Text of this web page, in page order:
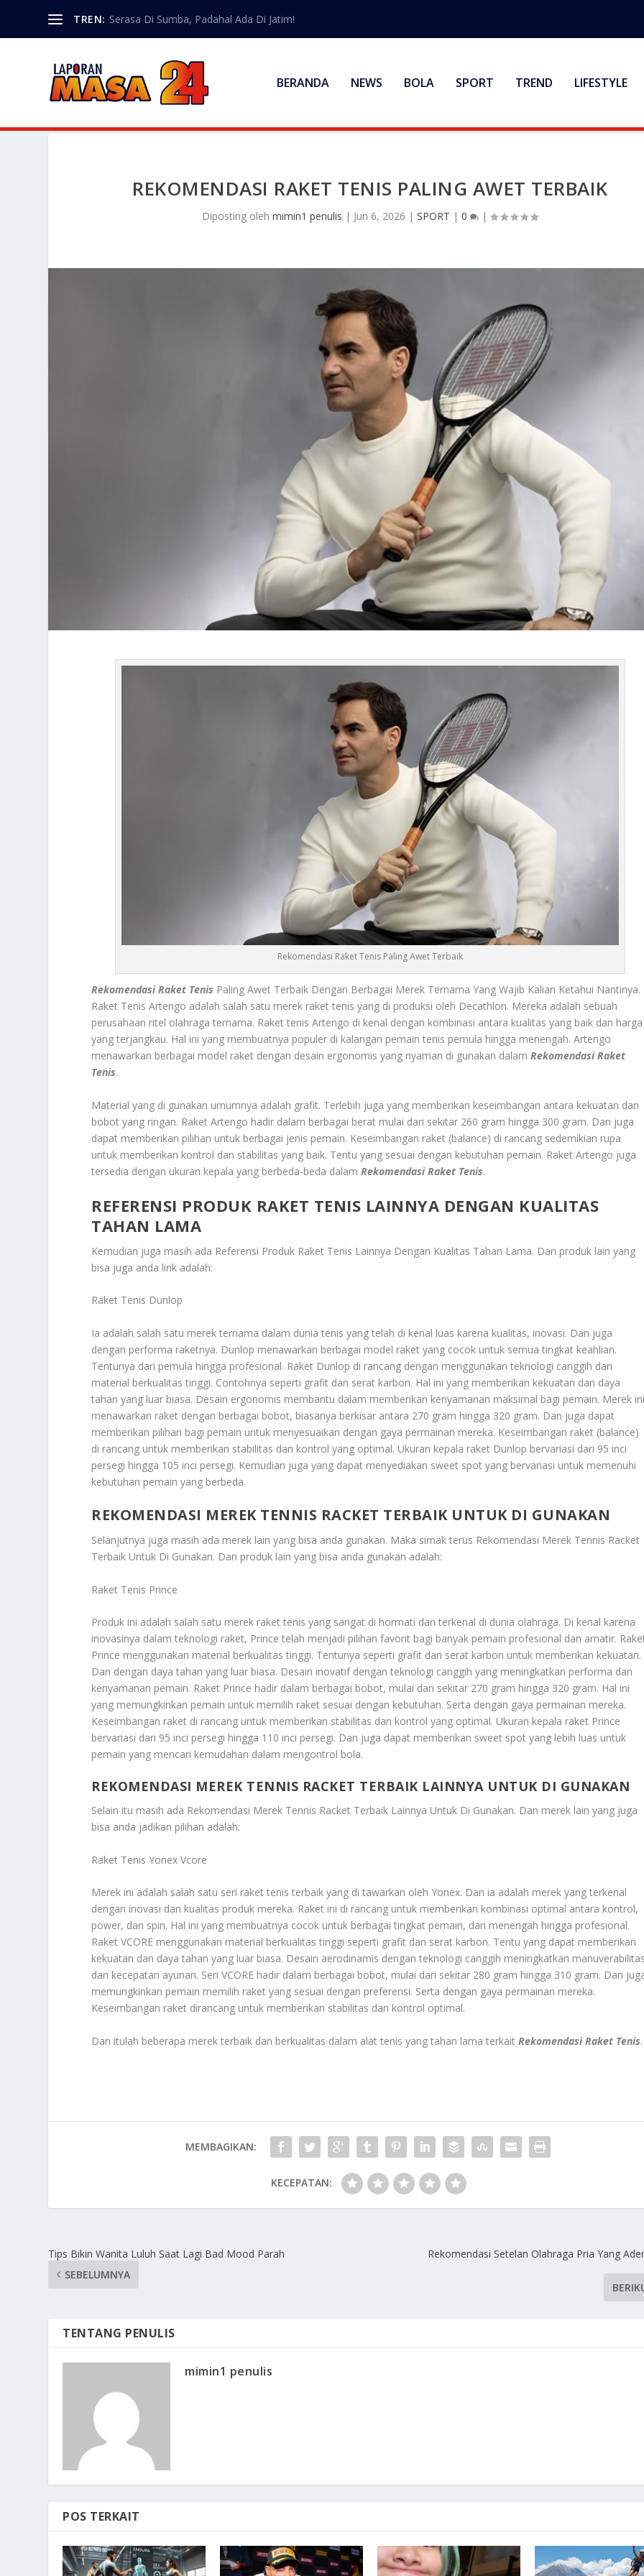
TREN: Serasa Di Sumba, Padahal Ada Di Jatim!
BERANDA NEWS BOLA SPORT TREND LIFESTYLE
REKOMENDASI RAKET TENIS PALING AWET TERBAIK
Diposting olehmimin1 penulis | Jun 6, 2026 |SPORT |0 |
Rekomendasi Raket Tenis Paling Awet Terbaik
Rekomendasi Raket Tenis Paling Awet Terbaik Dengan Berbagai Merek Ternama Yang Wajib Kalian Ketahui Nantinya.
Raket Tenis Artengo adalah salah satu merek raket tenis yang di produksi oleh Decathlon. Mereka adalah sebuah
perusahaan ritel olahraga ternama. Raket tenis Artengo di kenal dengan kombinasi antara kualitas yang baik dan harga
yang terjangkau. Hal ini yang membuatnya populer di kalangan pemain tenis pemula hingga menengah. Artengo
menawarkan berbagai model raket dengan desain ergonomis yang nyaman di gunakan dalamRekomendasi Raket
Tenis.
Material yang di gunakan umumnya adalah grafit. Terlebih juga yang memberikan keseimbangan antara kekuatan dan
bobot yang ringan. Raket Artengo hadir dalam berbagai berat mulai dari sekitar 260 gram hingga 300 gram. Dan juga
dapat memberikan pilihan untuk berbagai jenis pemain. Keseimbangan raket (balance) di rancang sedemikian rupa
untuk memberikan kontrol dan stabilitas yang baik. Tentu yang sesuai dengan kebutuhan pemain. Raket Artengo juga
tersedia dengan ukuran kepala yang berbeda-beda dalamRekomendasi Raket Tenis.
REFERENSI PRODUK RAKET TENIS LAINNYA DENGAN KUALITAS
TAHAN LAMA
Kemudian juga masih ada Referensi Produk Raket Tenis Lainnya Dengan Kualitas Tahan Lama. Dan produk lain yang
bisa juga anda lirik adalah:
Raket Tenis Dunlop
Ia adalah salah satu merek ternama dalam dunia tenis yang telah di kenal luas karena kualitas, inovasi. Dan juga
dengan performa raketnya. Dunlop menawarkan berbagai model raket yang cocok untuk semua tingkat keahlian.
Tentunya dari pemula hingga profesional. Raket Dunlop di rancang dengan menggunakan teknologi canggih dan
material berkualitas tinggi. Contohnya seperti grafit dan serat karbon. Hal ini yang memberikan kekuatan dan daya
tahan yang luar biasa. Desain ergonomis membantu dalam memberikan kenyamanan maksimal bagi pemain. Merek
menawarkan raket dengan berbagai bobot, biasanya berkisar antara 270 gram hingga 320 gram. Dan juga dapat
memberikan pilihan bagi pemain untuk menyesuaikan dengan gaya permainan mereka. Keseimbangan raket (balance)
di rancang untuk memberikan stabilitas dan kontrol yang optimal. Ukuran kepala raket Dunlop bervariasi dari 95 inci
persegi hingga 105 inci persegi. Kemudian juga yang dapat menyediakan sweet spot yang bervariasi untuk memenuhi
kebutuhan pemain yang berbeda.
REKOMENDASI MEREK TENNIS RACKET TERBAIK UNTUK DI GUNAKAN
Selanjutnya juga masih ada merek lain yang bisa anda gunakan. Maka simak terus Rekomendasi Merek Tennis Racket
Terbaik Untuk Di Gunakan. Dan produk lain yang bisa anda gunakan adalah:
Raket Tenis Prince
Produk ini adalah salah satu merek raket tenis yang sangat di hormati dan terkenal di dunia olahraga. Di kenal karena
inovasinya dalam teknologi raket, Prince telah menjadi pilihan favorit bagi banyak pemain profesional dan amatir.
Prince menggunakan material berkualitas tinggi. Tentunya seperti grafit dan serat karbon untuk memberikan kekuatan.
Dan dengan daya tahan yang luar biasa. Desain inovatif dengan teknologi canggih yang meningkatkan performa dan
kenyamanan pemain. Raket Prince hadir dalam berbagai bobot, mulai dari sekitar 270 gram hingga 320 gram. Hal ini
yang memungkinkan pemain untuk memilih raket sesuai dengan kebutuhan. Serta dengan gaya permainan mereka.
Keseimbangan raket di rancang untuk memberikan stabilitas dan kontrol yang optimal. Ukuran kepala raket Prince
bervariasi dari 95 inci persegi hingga 110 inci persegi. Dan juga dapat memberikan sweet spot yang lebih luas untuk
pemain yang mencari kemudahan dalam mengontrol bola.
REKOMENDASI MEREK TENNIS RACKET TERBAIK LAINNYA UNTUK DI GUNAKAN
Selain itu masih ada Rekomendasi Merek Tennis Racket Terbaik Lainnya Untuk Di Gunakan. Dan merek lain yang juga
bisa anda jadikan pilihan adalah:
Raket Tenis Yonex Vcore
Merek ini adalah salah satu seri raket tenis terbaik yang di tawarkan oleh Yonex. Dan ia adalah merek yang terkenal
dengan inovasi dan kualitas produk mereka. Raket ini di rancang untuk memberikan kombinasi optimal antara kontrol,
power, dan spin. Hal ini yang membuatnya cocok untuk berbagai tingkat pemain, dari menengah hingga profesional.
Raket VCORE menggunakan material berkualitas tinggi seperti grafit dan serat karbon. Tentu yang dapat memberikan
kekuatan dan daya tahan yang luar biasa. Desain aerodinamis dengan teknologi canggih meningkatkan
dan kecepatan ayunan. Seri VCORE hadir dalam berbagai bobot, mulai dari sekitar 280 gram hingga 310 gram. Dan
memungkinkan pemain memilih raket yang sesuai dengan preferensi. Serta dengan gaya permainan mereka.
Keseimbangan raket dirancang untuk memberikan stabilitas dan kontrol optimal.
Dan itulah beberapa merek terbaik dan berkualitas dalam alat tenis yang tahan lama terkaitRekomendasi Raket Tenis.
MEMBAGIKAN:
KECEPATAN:
Tips Bikin Wanita Luluh Saat Lagi Bad Mood Parah
SEBELUMNYA
Rekomendasi Setelan Olahraga Pria Yang
TENTANG PENULIS
mimin1 penulis
POS TERKAIT